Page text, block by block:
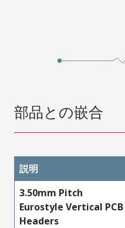
部品との嵌合
説明
3.50mm Pitch
Eurostyle Vertical PCB
Headers